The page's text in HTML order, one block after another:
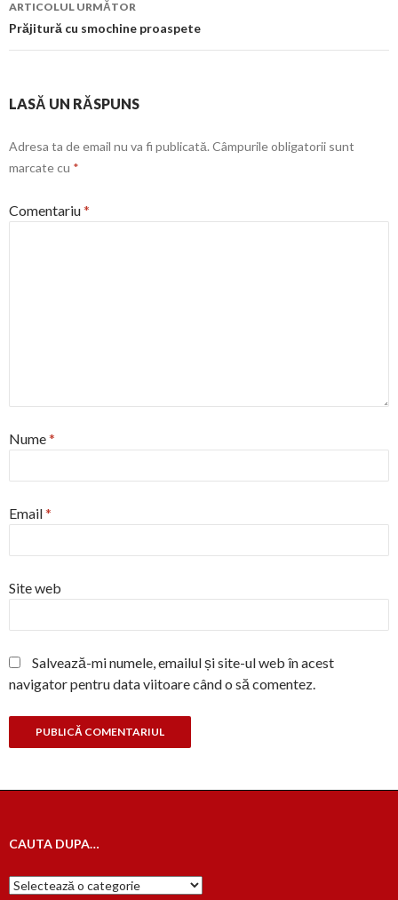
ARTICOLUL URMĂTOR
Prăjitură cu smochine proaspete
LASĂ UN RĂSPUNS
Adresa ta de email nu va fi publicată. Câmpurile obligatorii sunt
marcate cu *
Comentariu*
Nume*
Email*
Site web
Salvează-mi numele, emailul și site-ul web în acest
navigator pentru data viitoare când o să comentez.
CAUTA DUPA…
Cauta